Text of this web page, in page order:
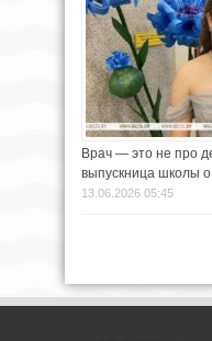
Врач — это не про
выпускница школы
13.06.2026 05:45